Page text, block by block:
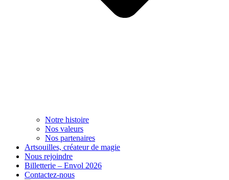
Notre histoire
Nos valeurs
Nos partenaires
Artsouilles, créateur de magie
Nous rejoindre
Billetterie – Envol 2026
Contactez-nous